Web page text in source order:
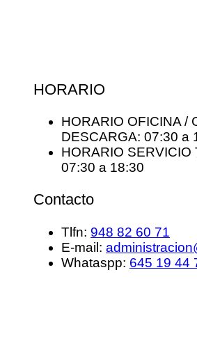
HORARIO
HORARIO OFICINA /
DESCARGA: 07:30 a
HORARIO SERVICIO
07:30 a 18:30
Contacto
Tlfn: 948 82 60 71
E-mail:
Whataspp: 645 19 44